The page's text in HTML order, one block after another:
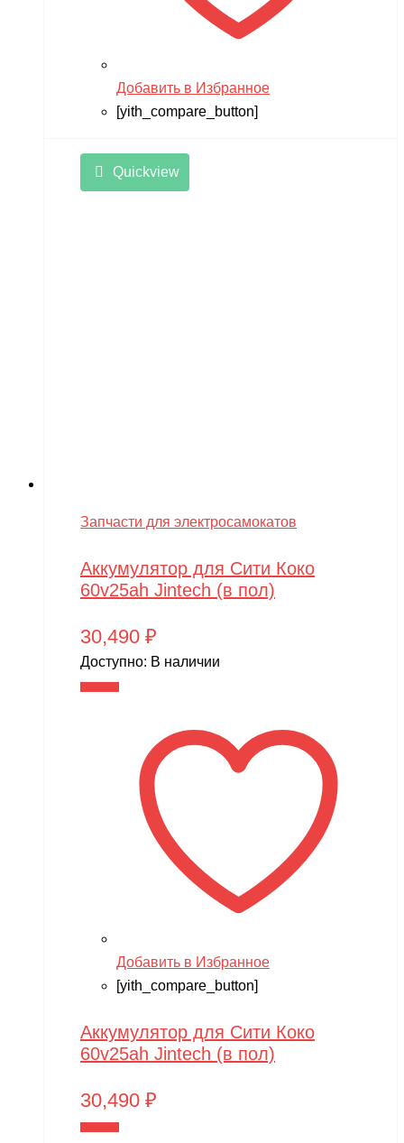
Добавить в Избранное
[yith_compare_button]
Quickview
Запчасти для электросамокатов
Аккумулятор для Сити Коко
60v25ah Jintech (в пол)
30,490 ₽
Доступно: В наличии
Добавить в Избранное
[yith_compare_button]
Аккумулятор для Сити Коко
60v25ah Jintech (в пол)
30,490 ₽